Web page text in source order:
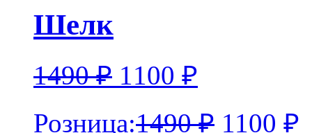
Шелк
1490₽ 1100 ₽
Розница:1490₽ 1100 ₽